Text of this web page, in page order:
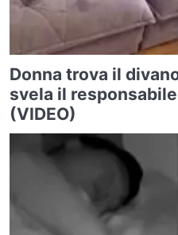
Donna trova il
svela il
(VIDEO)